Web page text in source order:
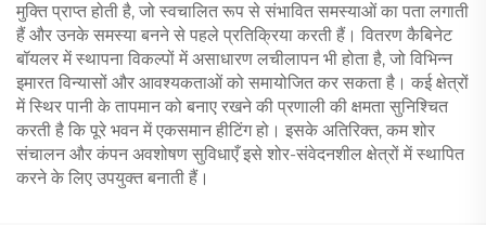
मुक्ति प्राप्त होती है, जो स्वचालित रूप से संभावित समस्याओं का पता लगाती
हैं और उनके समस्या बनने से पहले प्रतिक्रिया करती हैं। वितरण कैबिनेट
बॉयलर में स्थापना विकल्पों में असाधारण लचीलापन भी होता है, जो विभिन्न
इमारत विन्यासों और आवश्यकताओं को समायोजित कर सकता है। कई क्षेत्रों
में स्थिर पानी के तापमान को बनाए रखने की प्रणाली की क्षमता सुनिश्चित
करती है कि पूरे भवन में एकसमान हीटिंग हो। इसके अतिरिक्त, कम शोर
संचालन और कंपन अवशोषण सुविधाएँ इसे शोर-संवेदनशील क्षेत्रों में स्थापित
करने के लिए उपयुक्त बनाती हैं।